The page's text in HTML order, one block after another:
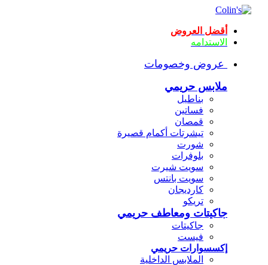
أقضل العروض
الاستدامه
عروض وخصومات
ملابس حريمي
بناطيل
فساتين
قمصان
تيشرتات أكمام قصيرة
شورت
بلوفرات
سويت شيرت
سويت بانتس
كارديجان
تريكو
جاكيتات ومعاطف حريمي
جاكيتات
فيست
إكسسوارات حريمي
الملابس الداخلية